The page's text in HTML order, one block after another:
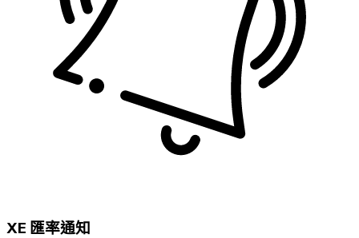
XE 匯率通知